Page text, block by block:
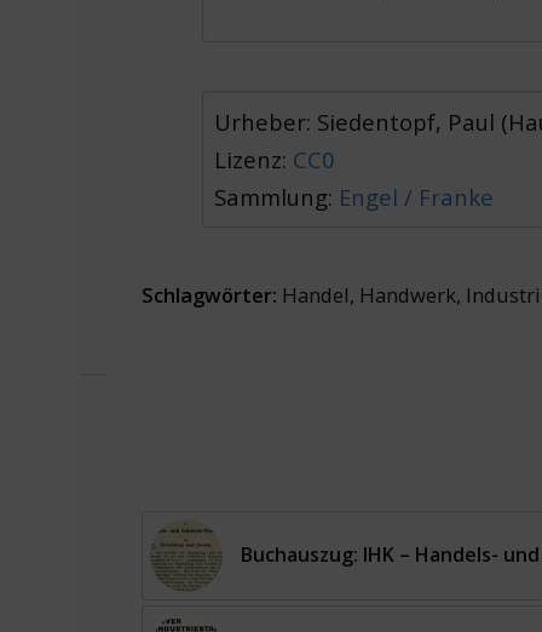
Urheber: Siedentopf, Paul
Lizenz: CC0
Sammlung: Engel / Franke
Schlagwörter: Handel, Handwerk,
Buchauszug: IHK – Handels-